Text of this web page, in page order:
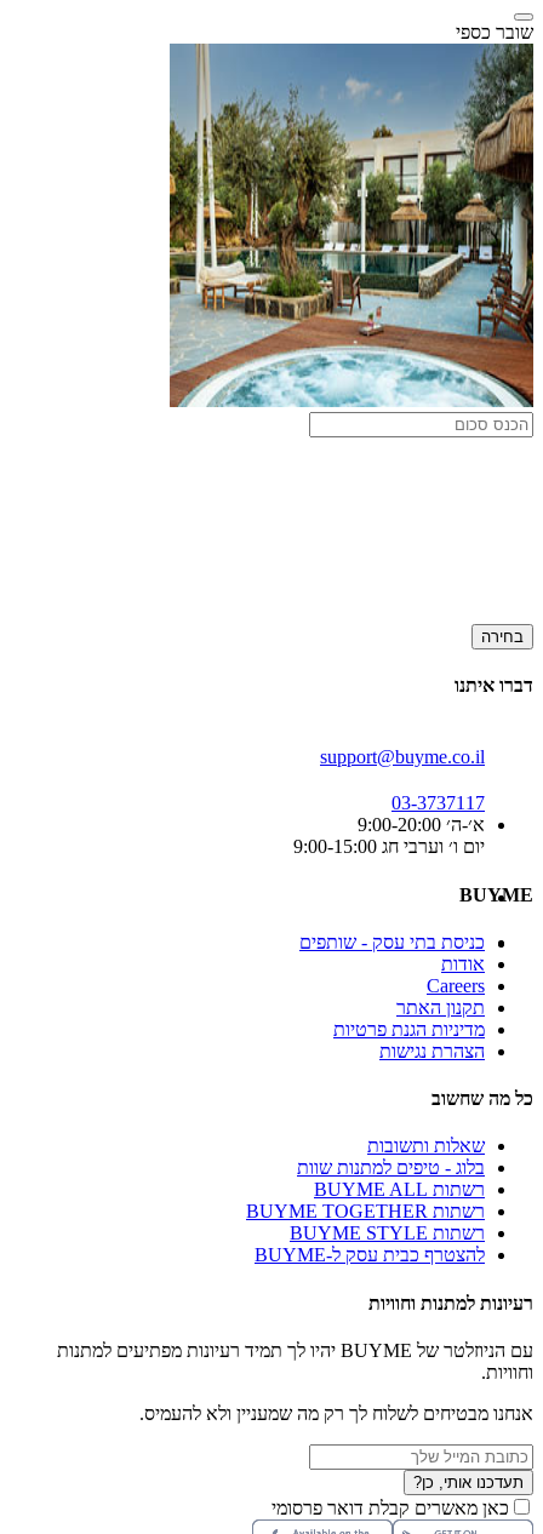
שובר כספי
בחירה
דברו איתנו
support@buyme.co.il
03-3737117
א׳-ה׳ 9:00-20:00
יום ו׳ וערבי חג 9:00-15:00
BUYME
כניסת בתי עסק - שותפים
אודות
Careers
תקנון האתר
מדיניות הגנת פרטיות
הצהרת נגישות
כל מה שחשוב
שאלות ותשובות
בלוג - טיפים למתנות שוות
רשתות BUYME ALL
רשתות BUYME TOGETHER
רשתות BUYME STYLE
להצטרף כבית עסק ל-BUYME
רעיונות למתנות וחוויות
עם הניוזלטר של BUYME יהיו לך תמיד רעיונות מפתיעים למתנות
וחוויות.
אנחנו מבטיחים לשלוח לך רק מה שמעניין ולא להעמיס.
תעדכנו אותי, כן?
כאן מאשרים קבלת דואר פרסומי